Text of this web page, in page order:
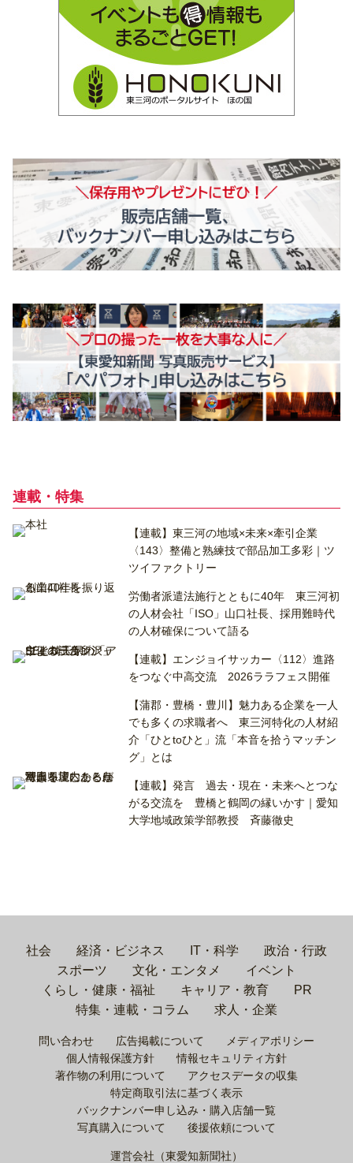
連載・特集
【連載】東三河の地域×未来×牽引企業
〈143〉整備と熟練技で部品加工多彩｜ツ
ツイファクトリー
労働者派遣法施行とともに40年 東三河初
の人材会社「ISO」山口社長、採用難時代
の人材確保について語る
【連載】エンジョイサッカー〈112〉進路
をつなぐ中高交流 2026ララフェス開催
【蒲郡・豊橋・豊川】魅力ある企業を一人
でも多くの求職者へ 東三河特化の人材紹
介「ひとtoひと」流「本音を拾うマッチン
グ」とは
【連載】発言 過去・現在・未来へとつな
がる交流を 豊橋と鶴岡の縁いかす｜愛知
大学地域政策学部教授 斉藤徹史
社会 経済・ビジネス IT・科学
政治・行政
スポーツ
文化・エンタメ
イベント
くらし・健康・福祉
キャリア・教育
PR
特集・連載・コラム
求人・企業
問い合わせ 広告掲載について
メディアポリシー
個人情報保護方針
情報セキュリティ方針
著作物の利用について
アクセスデータの収集
特定商取引法に基づく表示
バックナンバー申し込み・購入店舗一覧
写真購入について
後援依頼について
運営会社（東愛知新聞社）